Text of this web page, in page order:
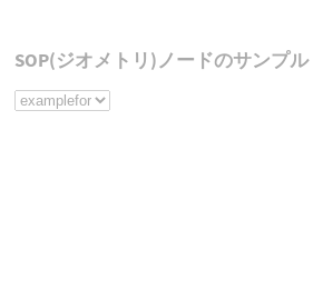
SOP(ジオメトリ)ノードのサンプル